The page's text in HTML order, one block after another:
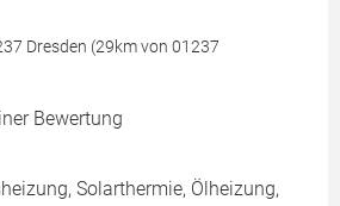
Dresden (29km von 01237
Bewertung
Solarthermie, Ölheizung,